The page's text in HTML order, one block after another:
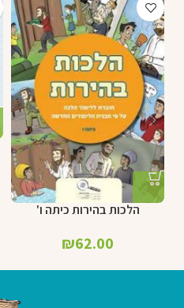
הלכות בהירות כיתה ו'
₪62.00